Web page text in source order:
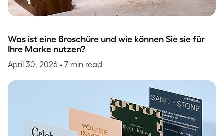
Was ist eine Broschüre und wie können Sie sie für
Ihre Marke nutzen?
April 30, 2026 • 7 min read